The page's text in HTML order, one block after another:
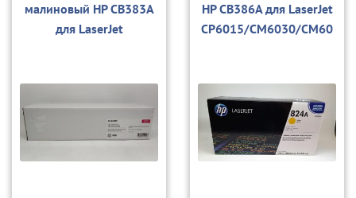
малиновый HP CB383A
для LaserJet
HP CB386A для LaserJet
CP6015/CM6030/CM60